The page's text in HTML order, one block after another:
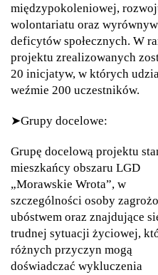
międzypokoleniowej,
wolontariatu oraz
deficytów społecznych. W
projektu zrealizowanych
20 inicjatyw, w których
weźmie 200 uczestników.
➤Grupy docelowe:
Grupę docelową projektu
mieszkańcy obszaru LGD
„Morawskie Wrota”, w
szczególności osoby
ubóstwem oraz znajdujące
trudnej sytuacji życiowej,
różnych przyczyn mogą
doświadczać wykluczenia